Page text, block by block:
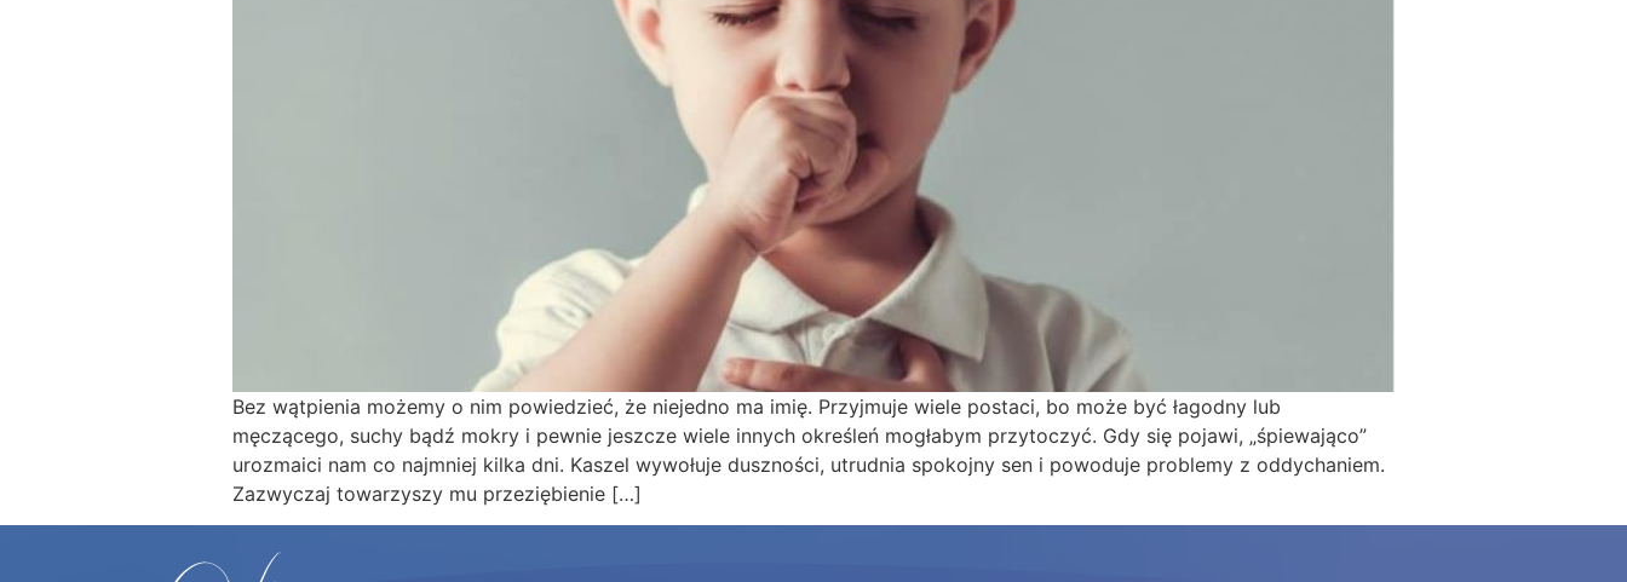
Bez wątpienia możemy o nim powiedzieć, że niejedno ma imię. Przyjmuje wiele postaci, bo może być łagodny lub
męczącego, suchy bądź mokry i pewnie jeszcze wiele innych określeń mogłabym przytoczyć. Gdy się pojawi, „śpiewająco”
urozmaici nam co najmniej kilka dni. Kaszel wywołuje duszności, utrudnia spokojny sen i powoduje problemy z oddychaniem.
Zazwyczaj towarzyszy mu przeziębienie […]